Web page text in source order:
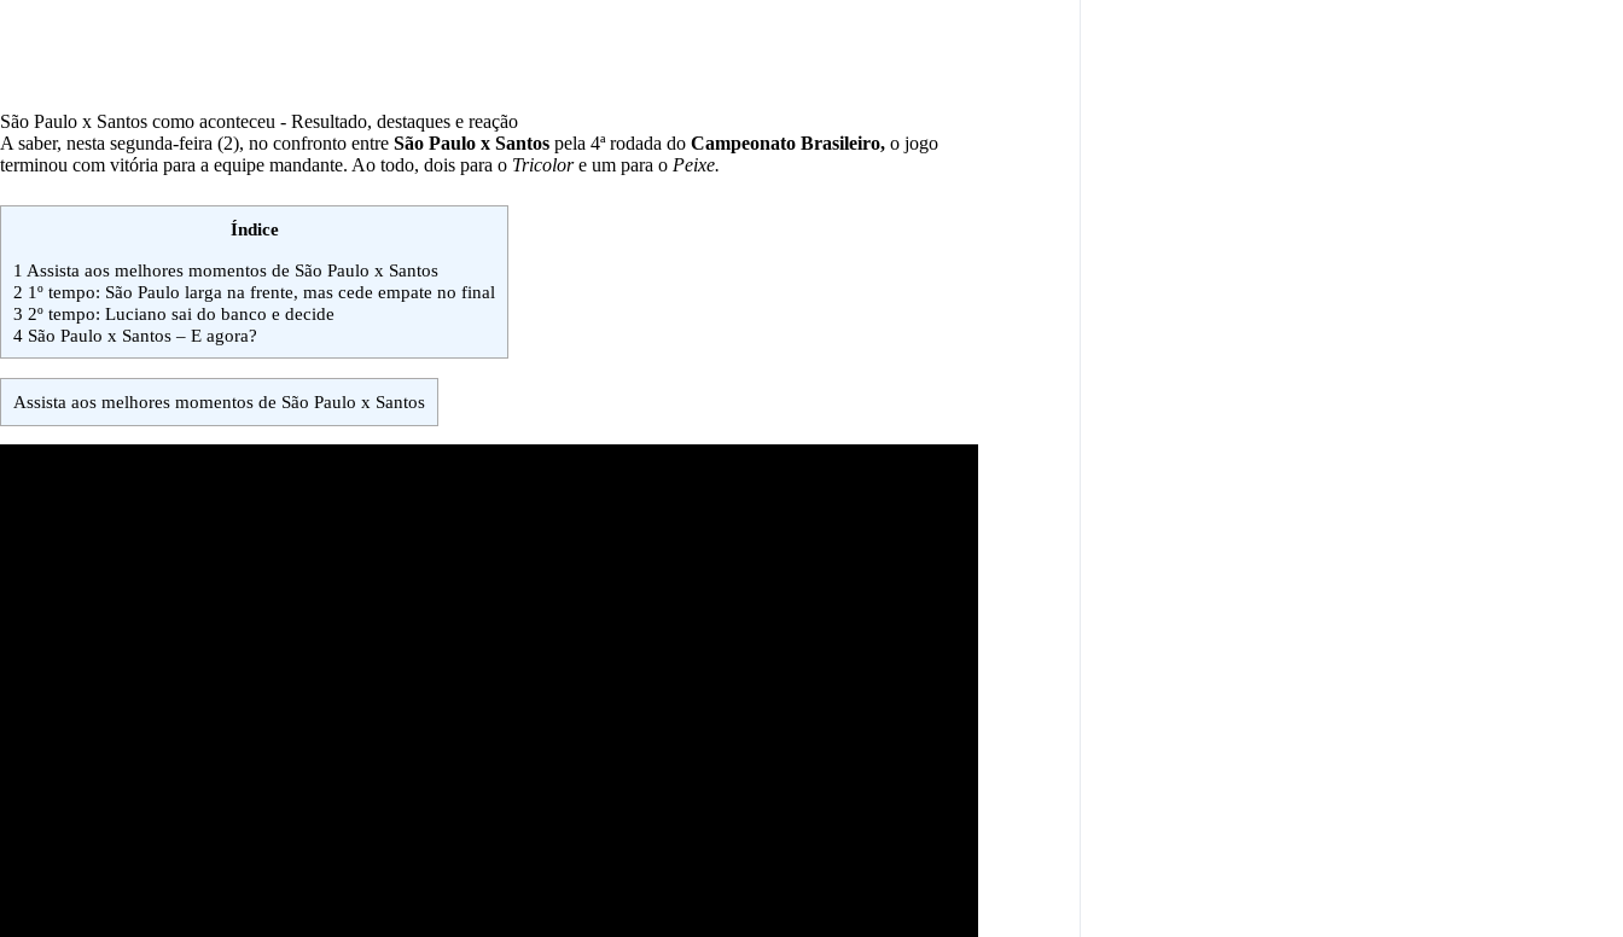
São Paulo x Santos como aconteceu - Resultado, destaques e reação
A saber, nesta segunda-feira (2), no confronto entre São Paulo x Santos pela 4ª rodada do Campeonato Brasileiro, o jogo
terminou com vitória para a equipe mandante. Ao todo, dois para o Tricolore um para o Peixe.
Índice
1 Assista aos melhores momentos de São Paulo x Santos
2 1º tempo: São Paulo larga na frente, mas cede empate no final
3 2º tempo: Luciano sai do banco e decide
4 São Paulo x Santos – E agora?
Assista aos melhores momentos de São Paulo x Santos